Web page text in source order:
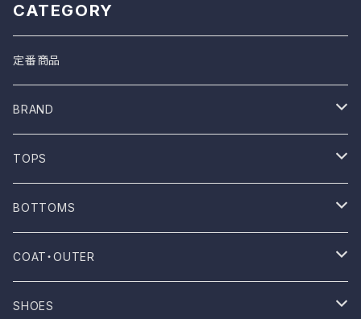
CATEGORY
定番商品
BRAND
ONE WASH
Mau
NOVESTA
ROTOTO
TOPS
T-shirt
Shirt
No sleeve
BOTTOMS
Pants
Skirts
COAT・OUTER
Coat
SHOES